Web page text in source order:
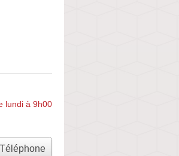
lundi à 9h00
Téléphone